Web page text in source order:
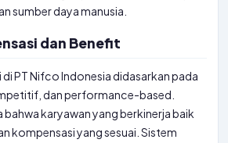
sumber daya manusia.
dan Benefit
PT Nifco Indonesia didasarkan pada
dan performance-based.
bahwa karyawan yang berkinerja baik
kompensasi yang sesuai. Sistem